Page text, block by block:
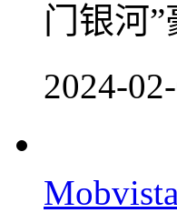
门银河
2024-